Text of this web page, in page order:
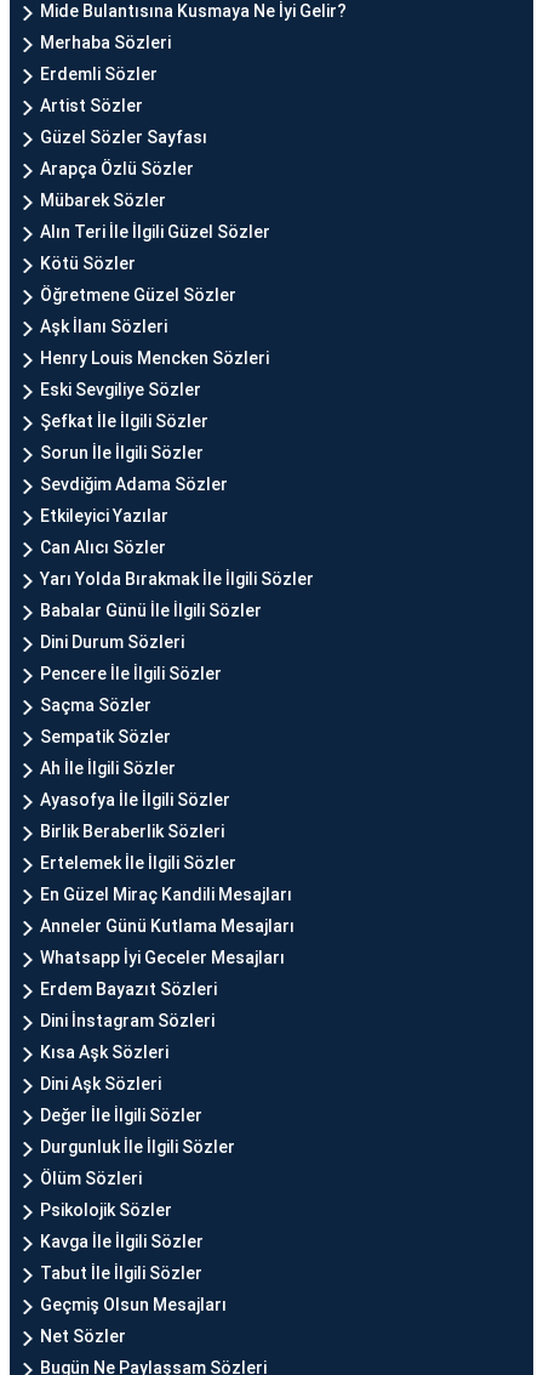
Mide Bulantısına Kusmaya Ne İyi Gelir?
Merhaba Sözleri
Erdemli Sözler
Artist Sözler
Güzel Sözler Sayfası
Arapça Özlü Sözler
Mübarek Sözler
Alın Teri İle İlgili Güzel Sözler
Kötü Sözler
Öğretmene Güzel Sözler
Aşk İlanı Sözleri
Henry Louis Mencken Sözleri
Eski Sevgiliye Sözler
Şefkat İle İlgili Sözler
Sorun İle İlgili Sözler
Sevdiğim Adama Sözler
Etkileyici Yazılar
Can Alıcı Sözler
Yarı Yolda Bırakmak İle İlgili Sözler
Babalar Günü İle İlgili Sözler
Dini Durum Sözleri
Pencere İle İlgili Sözler
Saçma Sözler
Sempatik Sözler
Ah İle İlgili Sözler
Ayasofya İle İlgili Sözler
Birlik Beraberlik Sözleri
Ertelemek İle İlgili Sözler
En Güzel Miraç Kandili Mesajları
Anneler Günü Kutlama Mesajları
Whatsapp İyi Geceler Mesajları
Erdem Bayazıt Sözleri
Dini İnstagram Sözleri
Kısa Aşk Sözleri
Dini Aşk Sözleri
Değer İle İlgili Sözler
Durgunluk İle İlgili Sözler
Ölüm Sözleri
Psikolojik Sözler
Kavga İle İlgili Sözler
Tabut İle İlgili Sözler
Geçmiş Olsun Mesajları
Net Sözler
Bugün Ne Paylaşsam Sözleri